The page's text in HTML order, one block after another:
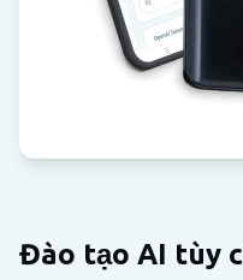
Đào tạo AI tùy